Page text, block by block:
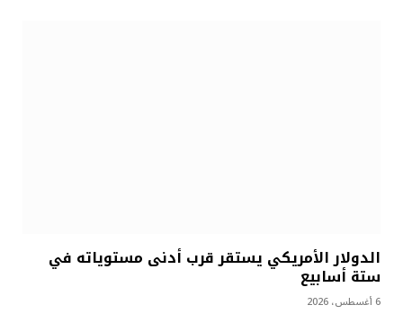
الدولار الأمريكي يستقر قرب أدنى مستوياته في
ستة أسابيع
6 أغسطس، 2026